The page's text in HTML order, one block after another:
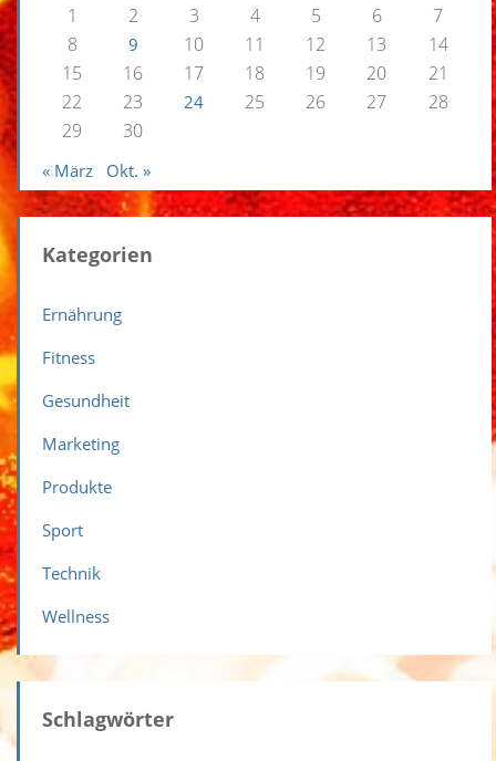
1
2 3 4 5 6
7
8
9 10 11 12 13
14
15
16 17 18 19 20
21
22
23 24 25 26 27
28
29
30
« März Okt. »
Kategorien
Ernährung
Fitness
Gesundheit
Marketing
Produkte
Sport
Technik
Wellness
Schlagwörter